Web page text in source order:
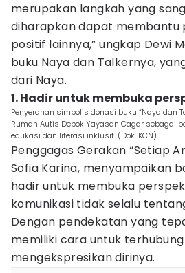
merupakan langkah yang
diharapkan dapat membantu
positif lainnya,” ungkap Dewi
buku Naya dan Talkernya,
dari Naya.
1. Hadir untuk membuka
Penyerahan simbolis donasi buku “Naya dan
Rumah Autis Depok Yayasan Cagar sebagai
edukasi dan literasi inklusif. (Dok. KCN)
Penggagas Gerakan “Setiap
Sofia Karina, menyampaikan
hadir untuk membuka
komunikasi tidak selalu
Dengan pendekatan yang
memiliki cara untuk
mengekspresikan dirinya.